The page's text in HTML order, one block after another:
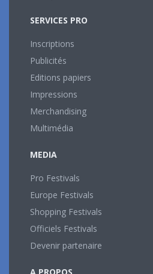
SERVICES PRO
Inscriptions
Publicités
Editions papiers
Impressions
Merchandising
Multimédia
MEDIA
Pro Festivals
Europe Festivals
Shopping Festivals
Officiels Festivals
Devenir partenaire